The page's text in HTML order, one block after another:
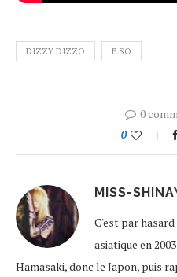
DIZZY DIZZO E.SO
0
0
MISS-
C'est par
asiatique en
Hamasaki, donc le Japon, puis